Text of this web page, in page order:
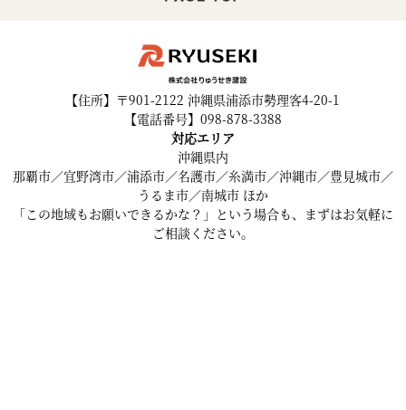
【住所】〒901-2122 沖縄県浦添市勢理客4-20-1
【電話番号】098-878-3388
対応エリア
沖縄県内
那覇市／宜野湾市／浦添市／名護市／糸満市／沖縄市／豊見城市／
うるま市／南城市 ほか
「この地域もお願いできるかな？」という場合も、まずはお気軽に
ご相談ください。